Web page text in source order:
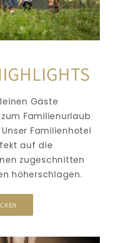
Gäste
Familienurlaub
Familienhotel
auf die
zugeschnitten
höherschlagen.